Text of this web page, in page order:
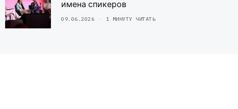
имена спикеров
09.06.2026 1 МИНУТУ ЧИТАТЬ